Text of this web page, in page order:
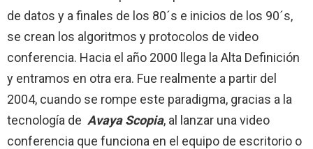
de datos y a finales de los 80´s e inicios de los 90´s,
se crean los algoritmos y protocolos de video
conferencia. Hacia el año 2000 llega la Alta Definición
y entramos en otra era. Fue realmente a partir del
2004, cuando se rompe este paradigma, gracias a la
tecnología de Avaya Scopia, al lanzar una video
conferencia que funciona en el equipo de escritorio o